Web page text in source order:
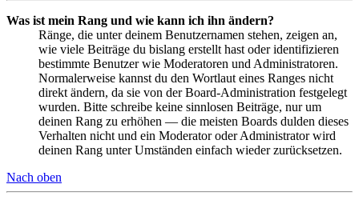
Was ist mein Rang und wie kann ich ihn ändern?
Ränge, die unter deinem Benutzernamen stehen, zeigen an,
wie viele Beiträge du bislang erstellt hast oder identifizieren
bestimmte Benutzer wie Moderatoren und Administratoren.
Normalerweise kannst du den Wortlaut eines Ranges nicht
direkt ändern, da sie von der Board-Administration festgelegt
wurden. Bitte schreibe keine sinnlosen Beiträge, nur um
deinen Rang zu erhöhen — die meisten Boards dulden dieses
Verhalten nicht und ein Moderator oder Administrator wird
deinen Rang unter Umständen einfach wieder zurücksetzen.
Nach oben